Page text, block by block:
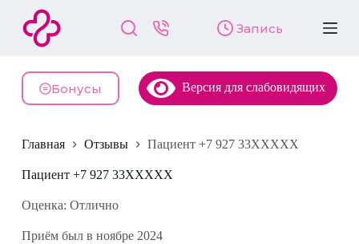
й
и
у
и
Запись
Бонусы Версия для слабовидящих
Главная Отзывы Пациент +7 927 33XXXXX
Пациент +7 927 33XXXXX
Оценка: Отлично
Приём был в ноябре 2024